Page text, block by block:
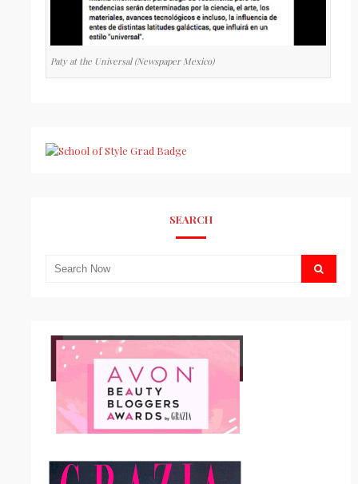
Paty at the Universal (Newspaper Mexico)
SEARCH